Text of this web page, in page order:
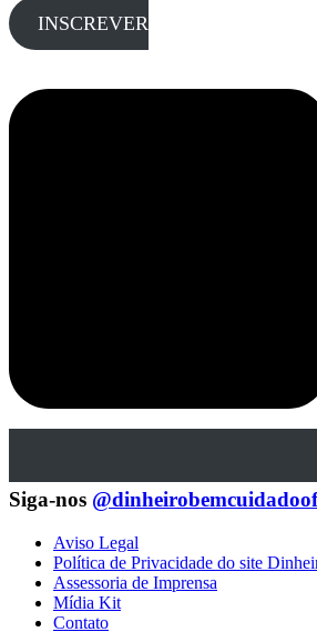
INSCREVER
Siga-nos
Aviso Legal
Política de Privacidade do site
Assessoria de Imprensa
Mídia Kit
Contato